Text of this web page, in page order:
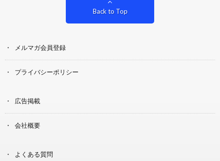
Back to Top
メルマガ会員登録
プライバシーポリシー
広告掲載
会社概要
よくある質問